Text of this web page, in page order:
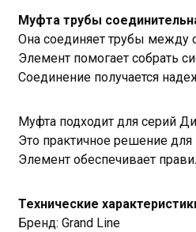
Муфта трубы
Она соединяет трубы между
Элемент помогает собрать
Соединение получается
Муфта подходит для серий
Это практичное решение
Элемент обеспечивает
Технические
Бренд: Grand Line